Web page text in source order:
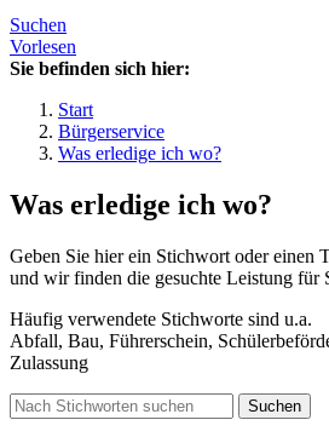
Suchen
Vorlesen
Sie befinden sich hier:
Start
Bürgerservice
Was erledige ich wo?
Was erledige ich wo?
Geben Sie hier ein Stichwort oder einen
und wir finden die gesuchte Leistung für
Häufig verwendete Stichworte sind u.a.
Abfall, Bau, Führerschein,
Zulassung
Suchen